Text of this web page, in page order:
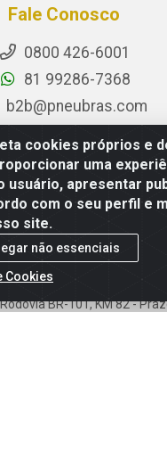
cookies próprios e
uma
usuário, apresentar
com o seu perfil e
site.
não essenciais
Cookies
Fale Conosco
0800 426-6001
81 99286-7368
b2b@pneubras.com
Instagram
Facebook
e Dados
BR-101, KM 82 -